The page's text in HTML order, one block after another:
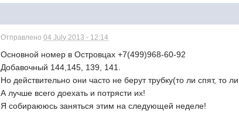
Отправлено04 July 2013 - 12:14
Основной номер в Островцах +7(499)968-60-92
Добавочный 144,145, 139, 141.
Но действительно они часто не берут трубку(то ли спят, то
А лучше всего доехать и потрясти их!
Я собираююсь заняться этим на следующей неделе!